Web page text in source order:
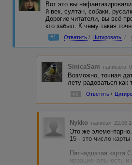
Вот это вы
й век, султан, собаки,
Дорогие читатели, вы всё
кто забыл. К чему такая
#1 Ответить / Цитировать /
SinicaSam написала
Возможно, точная
лету радоваться
#5 Ответить /
Nykko написал
Это же
15 - это число
Пятнадцатая карта
иррациональность